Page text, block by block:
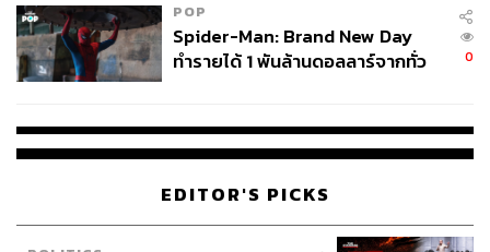
POP
Spider-Man: Brand New Day
ทำรายได้ 1 พันล้านดอลลาร์จากทั่ว
0
EDITOR'S PICKS